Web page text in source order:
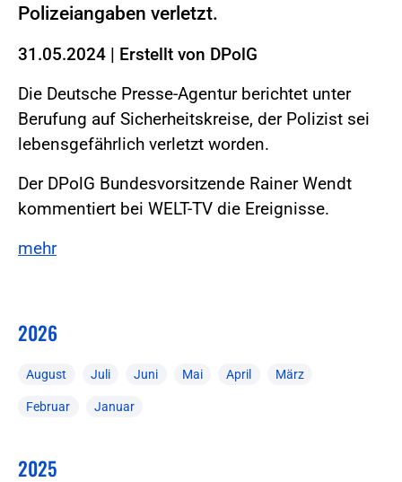
Polizeiangaben verletzt.
31.05.2024 | Erstellt von DPolG
Die Deutsche Presse-Agentur berichtet unter
Berufung auf Sicherheitskreise, der Polizist sei
lebensgefährlich verletzt worden.
Der DPolG Bundesvorsitzende Rainer Wendt
kommentiert bei WELT-TV die Ereignisse.
mehr
2026
August Juli Juni Mai April März
Februar Januar
2025